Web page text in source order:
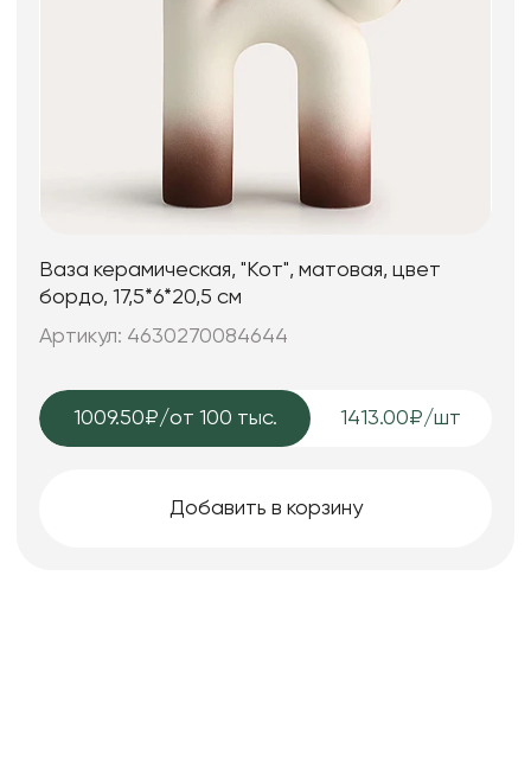
Ваза керамическая, "Кот", матовая, цвет
бордо, 17,5*6*20,5 см
Артикул: 4630270084644
1009.50₽/от 100 тыс. 1413.00₽/шт
Добавить в корзину